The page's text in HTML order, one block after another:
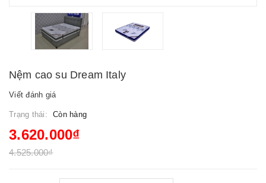
Nệm cao su Dream Italy
Viết đánh giá
Trạng thái: Còn hàng
3.620.000₫
4.525.000₫